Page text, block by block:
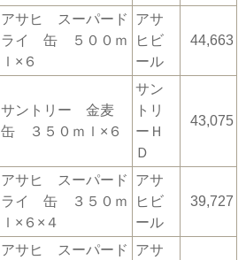
アサヒ スーパード
ライ 缶 ５００ｍ
ｌ×６
アサ
ヒビ
ール
44,663
サントリー 金麦
缶 ３５０ｍｌ×６
サン
トリ
ーＨ
Ｄ
43,075
アサヒ スーパード
ライ 缶 ３５０ｍ
ｌ×６×４
アサ
ヒビ
ール
39,727
アサヒ スーパード
アサ